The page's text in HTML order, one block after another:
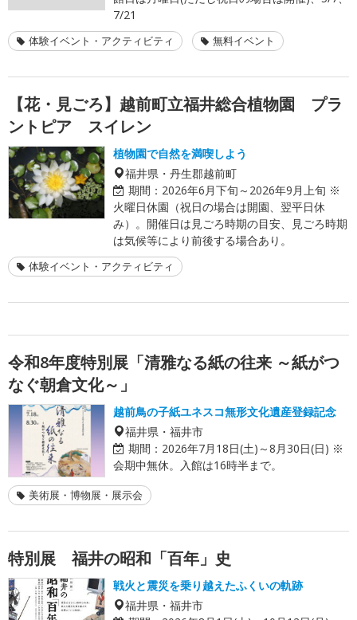
7/21
体験イベント・アクティビティ 無料イベント
【花・見ごろ】越前町立福井総合植物園 プラ
ントピア スイレン
植物園で自然を満喫しよう
福井県・丹生郡越前町
期間： 2026年6月下旬～2026年9月上旬 ※
火曜日休園（祝日の場合は開園、翌平日休
み）。開催日は見ごろ時期の目安、見ごろ時期
は気候等により前後する場合あり。
体験イベント・アクティビティ
令和8年度特別展「清雅なる紙の往来 ～紙がつ
なぐ朝倉文化～」
越前鳥の子紙ユネスコ無形文化遺産登録記念
福井県・福井市
期間： 2026年7月18日(土)～8月30日(日) ※
会期中無休。入館は16時半まで。
美術展・博物展・展示会
特別展 福井の昭和「百年」史
戦火と震災を乗り越えたふくいの軌跡
福井県・福井市